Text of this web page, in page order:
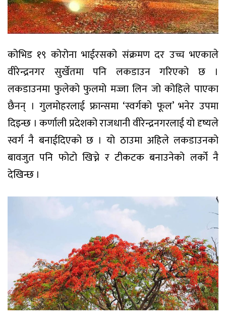
कोभिड १९ कोरोना भाईरसको संक्रमण दर उच्च भएकाले
वीरेन्द्रनगर सुर्खेतमा पनि लकडाउन गरिएको छ ।
लकडाउनमा फुलेको फुलमो मज्जा लिन जो कोहिले पाएका
छैनन् । गुलमोहरलाई फ्रान्समा ‘स्वर्गको फूल’ भनेर उपमा
दिइन्छ । कर्णाली प्रदेशको राजधानी वीरेन्द्रनगरलाई यो दृष्यले
स्वर्ग नै बनाईदिएको छ । यो ठाउमा अहिले लकडाउनको
बावजुत पनि फोटो खिच्ने र टीकटक बनाउनेको लर्को नै
देखिन्छ ।